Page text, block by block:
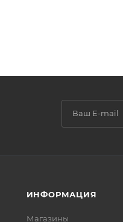
ИНФОРМАЦИЯ
Магазины